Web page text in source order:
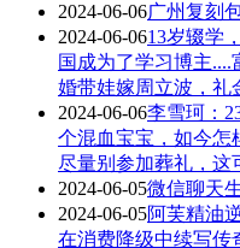
2024-06-06广州复刻
2024-06-0613岁辍学
国成为了学习博主
婚带娃嫁周立波，礼
2024-06-06李雪珂：
个混血宝宝，如今怎
尽量别参加葬礼，这
2024-06-05微信聊天
2024-06-05阿芙精油
在消费降级中续写传